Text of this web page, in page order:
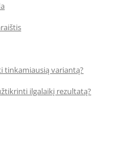
tinkamiausią variantą?
ilgalaikį rezultatą?